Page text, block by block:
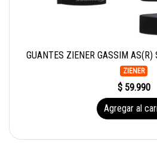
GUANTES ZIENER GASSIM
ZIENER
$ 59.990
Agregar al